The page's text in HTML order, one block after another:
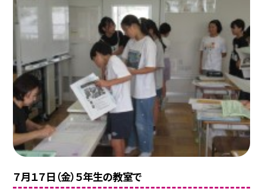
７月１７日（金）５年生の教室で